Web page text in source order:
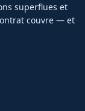
superflues et
couvre — et